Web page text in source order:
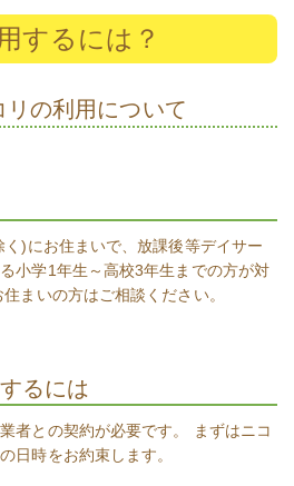
事業内容
ーよ」とは？
い福祉サービス
するには？
の利用について
)にお住まいで、放課後等デイサー
小学1年生～高校3年生までの方が対
まいの方はご相談ください。
るには
者との契約が必要です。 まずはニコ
日時をお約束します。